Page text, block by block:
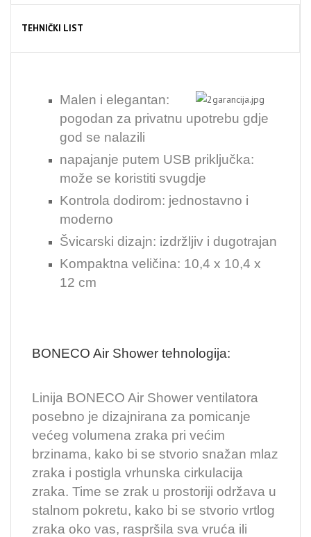
TEHNIČKI LIST
Malen i elegantan:
pogodan za privatnu upotrebu gdje
god se nalazili
napajanje putem USB priključka:
može se koristiti svugdje
Kontrola dodirom: jednostavno i
moderno
Švicarski dizajn: izdržljiv i dugotrajan
Kompaktna veličina: 10,4 x 10,4 x
12 cm
BONECO Air Shower tehnologija:
Linija BONECO Air Shower ventilatora
posebno je dizajnirana za pomicanje
većeg volumena zraka pri većim
brzinama, kako bi se stvorio snažan mlaz
zraka i postigla vrhunska cirkulacija
zraka. Time se zrak u prostoriji održava u
stalnom pokretu, kako bi se stvorio vrtlog
zraka oko vas, raspršila sva vruća ili